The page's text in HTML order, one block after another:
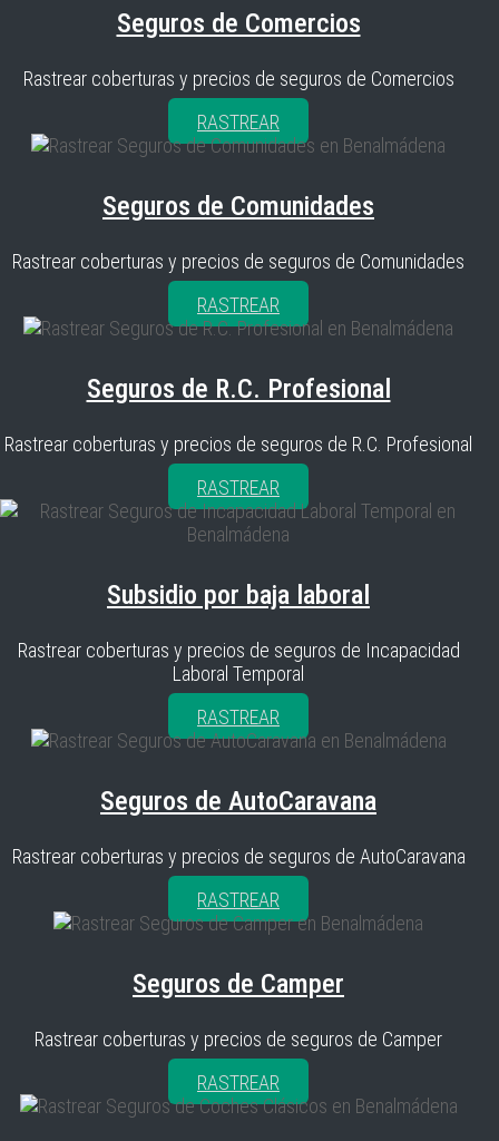
Seguros de Comercios
Rastrear coberturas y precios de seguros de Comercios
RASTREAR
Seguros de Comunidades
Rastrear coberturas y precios de seguros de Comunidades
RASTREAR
Seguros de R.C. Profesional
Rastrear coberturas y precios de seguros de R.C. Profesional
RASTREAR
Subsidio por baja laboral
Rastrear coberturas y precios de seguros de Incapacidad
Laboral Temporal
RASTREAR
Seguros de AutoCaravana
Rastrear coberturas y precios de seguros de AutoCaravana
RASTREAR
Seguros de Camper
Rastrear coberturas y precios de seguros de Camper
RASTREAR